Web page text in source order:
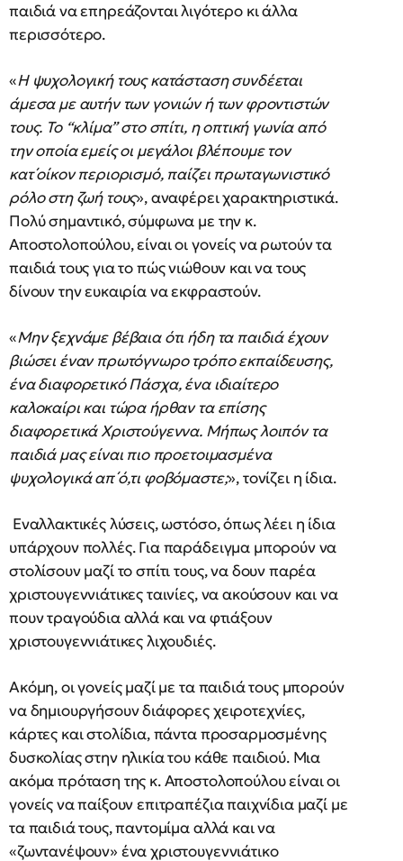
παιδιά να επηρεάζονται λιγότερο κι άλλα
περισσότερο.
«Η ψυχολογική τους κατάσταση συνδέεται
άμεσα με αυτήν των γονιών ή των φροντιστών
τους. Το “κλίμα” στο σπίτι, η οπτική γωνία από
την οποία εμείς οι μεγάλοι βλέπουμε τον
κατ΄οίκον περιορισμό, παίζει πρωταγωνιστικό
ρόλο στη ζωή τους», αναφέρει χαρακτηριστικά.
Πολύ σημαντικό, σύμφωνα με την κ.
Αποστολοπούλου, είναι οι γονείς να ρωτούν τα
παιδιά τους για το πώς νιώθουν και να τους
δίνουν την ευκαιρία να εκφραστούν.
«Μην ξεχνάμε βέβαια ότι ήδη τα παιδιά έχουν
βιώσει έναν πρωτόγνωρο τρόπο εκπαίδευσης,
ένα διαφορετικό Πάσχα, ένα ιδιαίτερο
καλοκαίρι και τώρα ήρθαν τα επίσης
διαφορετικά Χριστούγεννα. Μήπως λοιπόν τα
παιδιά μας είναι πιο προετοιμασμένα
ψυχολογικά απ΄ό,τι φοβόμαστε;», τονίζει η ίδια.
Εναλλακτικές λύσεις, ωστόσο, όπως λέει η ίδια
υπάρχουν πολλές. Για παράδειγμα μπορούν να
στολίσουν μαζί το σπίτι τους, να δουν παρέα
χριστουγεννιάτικες ταινίες, να ακούσουν και να
πουν τραγούδια αλλά και να φτιάξουν
χριστουγεννιάτικες λιχουδιές.
Ακόμη, οι γονείς μαζί με τα παιδιά τους μπορούν
να δημιουργήσουν διάφορες χειροτεχνίες,
κάρτες και στολίδια, πάντα προσαρμοσμένης
δυσκολίας στην ηλικία του κάθε παιδιού. Μια
ακόμα πρόταση της κ. Αποστολοπούλου είναι οι
γονείς να παίξουν επιτραπέζια παιχνίδια μαζί με
τα παιδιά τους, παντομίμα αλλά και να
«ζωντανέψουν» ένα χριστουγεννιάτικο